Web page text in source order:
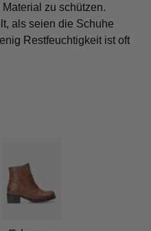
zu schützen.
als seien die Schuhe
Restfeuchtigkeit ist oft